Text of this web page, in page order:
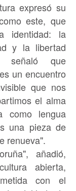
expresó su
este, que
identidad: la
y la libertad
señaló que
un encuentro
que nos
el alma
lengua
una pieza de
renueva".
añadió,
abierta,
con el